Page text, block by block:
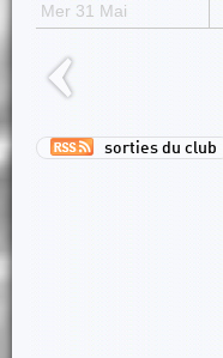
Mer 31 Mai
sorties du club